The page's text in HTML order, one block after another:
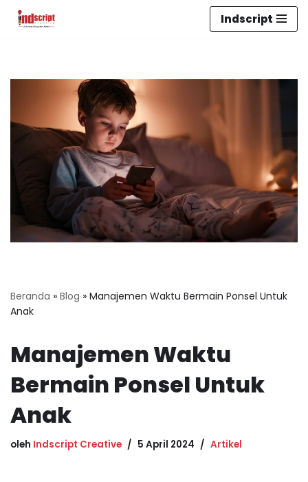
Indscript
Beranda » Blog » Manajemen Waktu Bermain Ponsel Untuk
Anak
Manajemen Waktu
Bermain Ponsel Untuk
Anak
oleh Indscript Creative 5 April 2024 Artikel